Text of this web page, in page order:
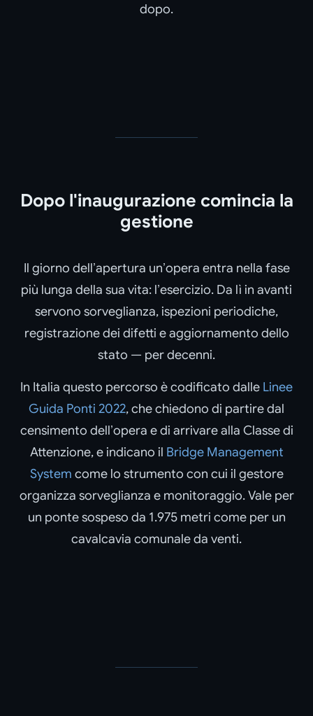
dopo.
Dopo l'inaugurazione comincia la
gestione
Il giorno dell’apertura un’opera entra nella fase
più lunga della sua vita: l’esercizio. Da lì in avanti
servono sorveglianza, ispezioni periodiche,
registrazione dei difetti e aggiornamento dello
stato — per decenni.
In Italia questo percorso è codificato dalle Linee
Guida Ponti 2022, che chiedono di partire dal
censimento dell’opera e di arrivare alla Classe di
Attenzione, e indicano il Bridge Management
System come lo strumento con cui il gestore
organizza sorveglianza e monitoraggio. Vale per
un ponte sospeso da 1.975 metri come per un
cavalcavia comunale da venti.